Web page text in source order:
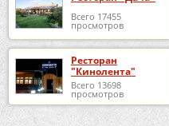
Всего 17455
просмотров
Ресторан
"Кинолента"
Всего 13698
просмотров